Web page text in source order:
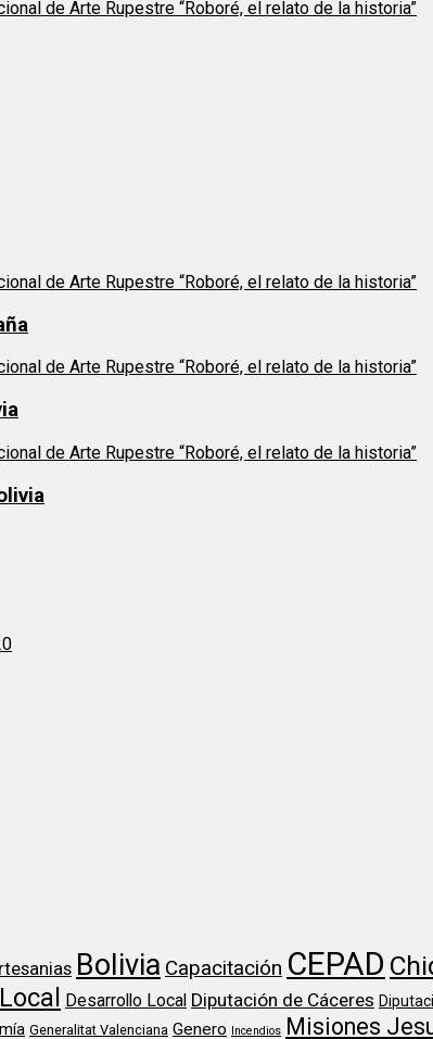
Bolivia Capacitación CEPAD
Desarrollo Local Diputación de Cáceres
Generalitat Valenciana Genero Incendios Misiones